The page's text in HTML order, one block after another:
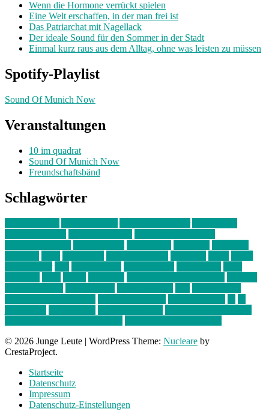
Wenn die Hormone verrückt spielen
Eine Welt erschaffen, in der man frei ist
Das Patriarchat mit Nagellack
Der ideale Sound für den Sommer in der Stadt
Einmal kurz raus aus dem Alltag, ohne was leisten zu müssen
Spotify-Playlist
Sound Of Munich Now
Veranstaltungen
10 im quadrat
Sound Of Munich Now
Freundschaftsbänd
Schlagwörter
© 2026 Junge Leute | WordPress Theme: Nucleare by
CrestaProject.
Startseite
Datenschutz
Impressum
Datenschutz-Einstellungen